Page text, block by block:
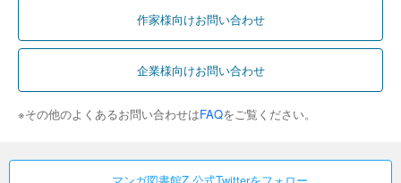
作家様向けお問い合わせ
企業様向けお問い合わせ
※その他のよくあるお問い合わせはFAQをご覧ください。